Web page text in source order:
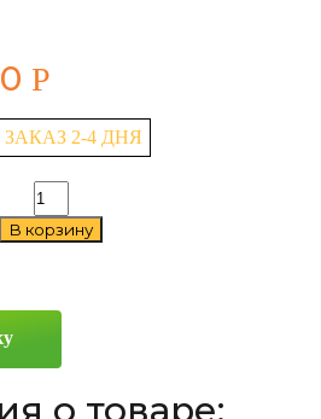
Р
2-4 ДНЯ
Количество
товара
Replay
ET50
SF
В корзину
о товаре: